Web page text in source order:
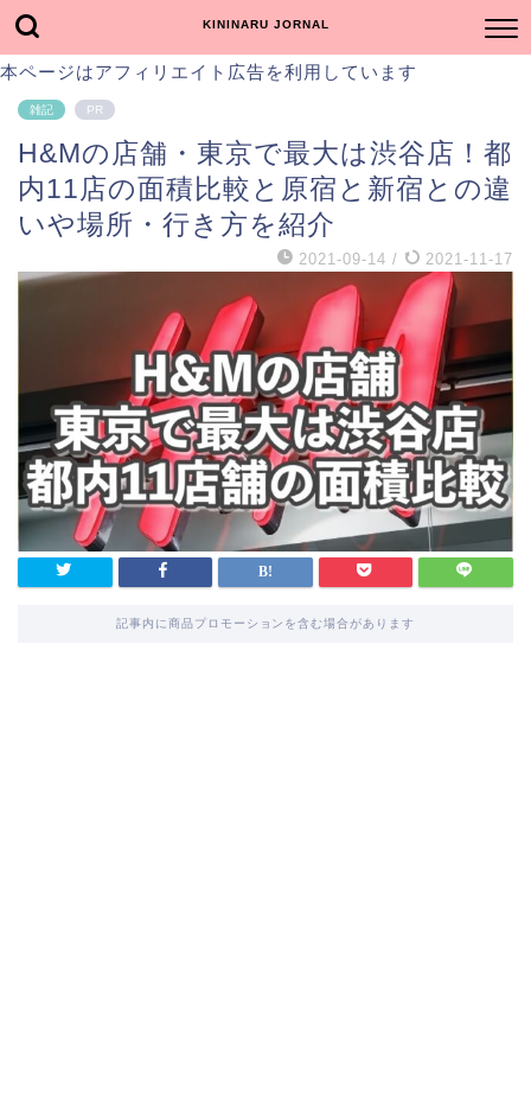
KININARU JORNAL
本ページはアフィリエイト広告を利用しています
雑記 PR
H&Mの店舗・東京で最大は渋谷店！都
内11店の面積比較と原宿と新宿との違
いや場所・行き方を紹介
2021-09-14 / 2021-11-17
記事内に商品プロモーションを含む場合があります